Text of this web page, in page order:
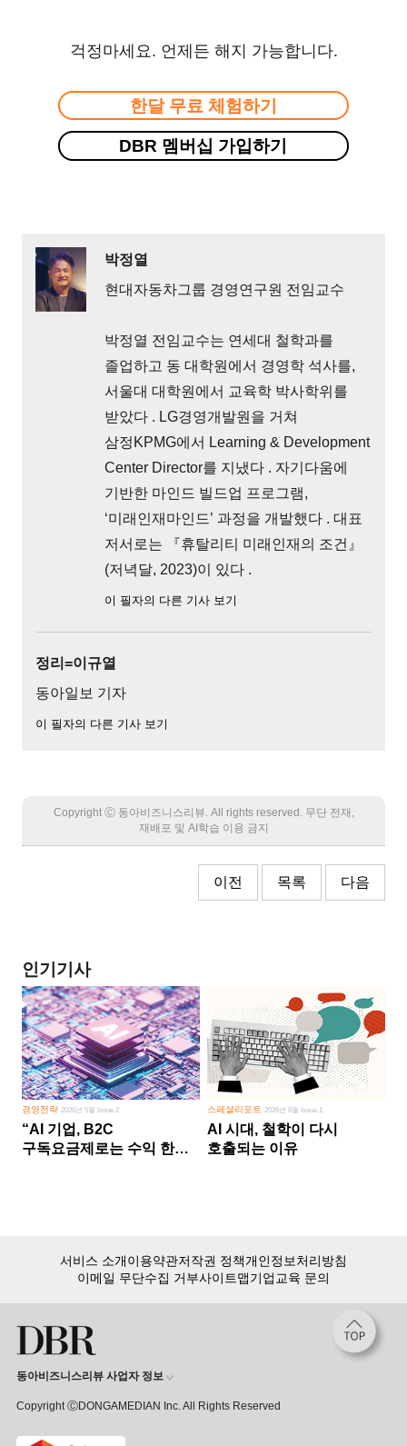
걱정마세요. 언제든 해지 가능합니다.
한달 무료 체험하기
DBR 멤버십 가입하기
박정열
현대자동차그룹 경영연구원 전임교수
박정열 전임교수는 연세대 철학과를
졸업하고 동 대학원에서 경영학 석사를,
서울대 대학원에서 교육학 박사학위를
받았다 . LG경영개발원을 거쳐
삼정KPMG에서 Learning & Development
Center Director를 지냈다 . 자기다움에
기반한 마인드 빌드업 프로그램,
‘미래인재마인드’ 과정을 개발했다 . 대표
저서로는 『휴탈리티 미래인재의 조건』
(저녁달, 2023)이 있다 .
이 필자의 다른 기사 보기
정리=이규열
동아일보 기자
이 필자의 다른 기사 보기
Copyright Ⓒ 동아비즈니스리뷰. All rights reserved. 무단 전재,
재배포 및 AI학습 이용 금지
이전 목록 다음
인기기사
경영전략 2026년 5월 Issue 2
“AI 기업, B2C
구독요금제로는 수익 한계
스페셜리포트 2026년 8월 Issue 1
AI 시대, 철학이 다시
호출되는 이유
서비스 소개이용약관저작권 정책개인정보처리방침
이메일 무단수집 거부사이트맵기업교육 문의
동아비즈니스리뷰 사업자 정보
Copyright ⒸDONGAMEDIAN Inc. All Rights Reserved